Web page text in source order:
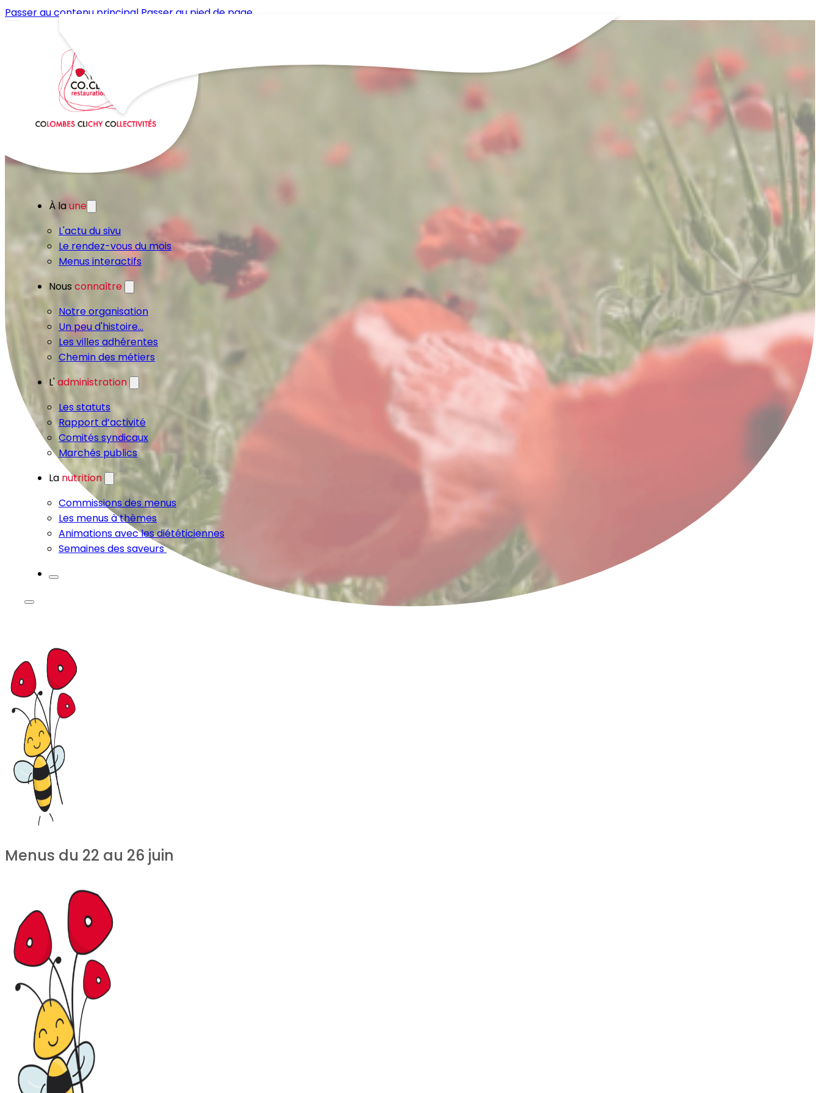
Passer au contenu principal Passer au pied de page
À laune
L'actu du sivu
Le rendez-vous du mois
Menus interactifs
Nous connaître
Notre organisation
Un peu d'histoire...
Les villes adhérentes
Chemin des métiers
L'administration
Les statuts
Rapport d’activité
Comités syndicaux
Marchés publics
La nutrition
Commissions des menus
Les menus à thèmes
Animations avec les diététiciennes
Semaines des saveurs
Menus du 22 au 26 juin